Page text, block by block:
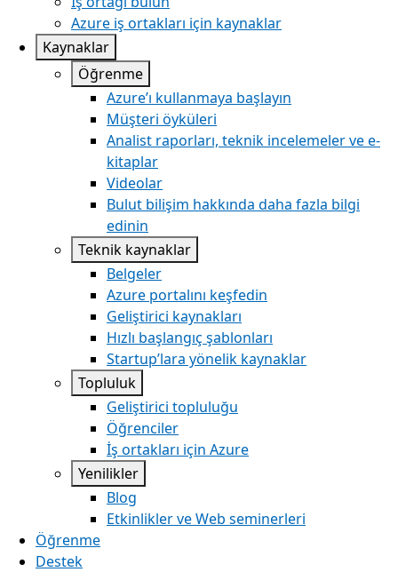
Azure iş ortakları için kaynaklar
Kaynaklar
Öğrenme
Azure’ı kullanmaya başlayın
Müşteri öyküleri
Analist raporları, teknik incelemeler ve e-
kitaplar
Videolar
Bulut bilişim hakkında daha fazla bilgi
edinin
Teknik kaynaklar
Belgeler
Azure portalını keşfedin
Geliştirici kaynakları
Hızlı başlangıç şablonları
Startup’lara yönelik kaynaklar
Topluluk
Geliştirici topluluğu
Öğrenciler
İş ortakları için Azure
Yenilikler
Blog
Etkinlikler ve Web seminerleri
Öğrenme
Destek